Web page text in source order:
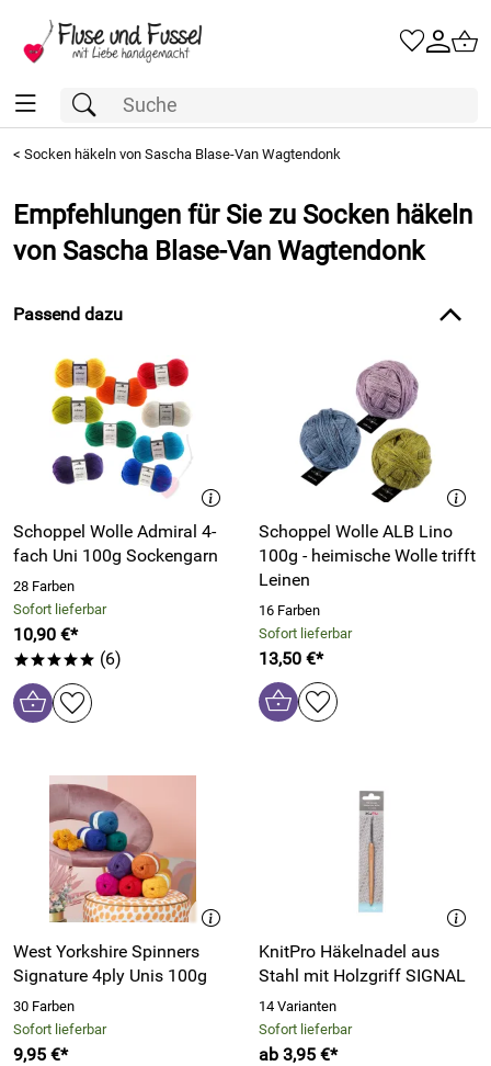
< Socken häkeln von Sascha Blase-Van Wagtendonk
Empfehlungen für Sie zu Socken häkeln
von Sascha Blase-Van Wagtendonk
Passend dazu
Schoppel Wolle Admiral 4-
fach Uni 100g Sockengarn
28 Farben
Sofort lieferbar
10,90 €*
***** (6)
Schoppel Wolle ALB Lino
100g - heimische Wolle trifft
Leinen
16 Farben
Sofort lieferbar
13,50 €*
West Yorkshire Spinners
Signature 4ply Unis 100g
30 Farben
Sofort lieferbar
9,95 €*
KnitPro Häkelnadel aus
Stahl mit Holzgriff SIGNAL
14 Varianten
Sofort lieferbar
ab 3,95 €*